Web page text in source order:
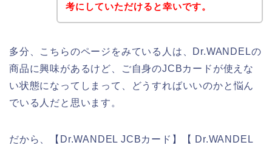
考にしていただけると幸いです。
多分、こちらのページをみている人は、Dr.WANDELの
商品に興味があるけど、ご自身のJCBカードが使えな
い状態になってしまって、どうすればいいのかと悩ん
でいる人だと思います。
だから、【Dr.WANDEL JCBカード】【 Dr.WANDEL